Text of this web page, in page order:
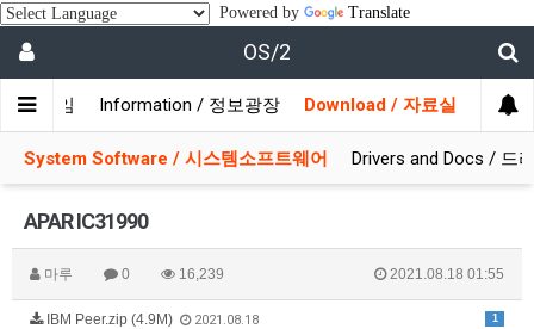
Powered by Translate
OS/2
자모임 Information / 정보광장 Download / 자료실
System Software / 시스템소프트웨어 Drivers and Docs / 드
APAR IC31990
마루 0 16,239 2021.08.18 01:55
1
IBM Peer.zip (4.9M) 2021.08.18